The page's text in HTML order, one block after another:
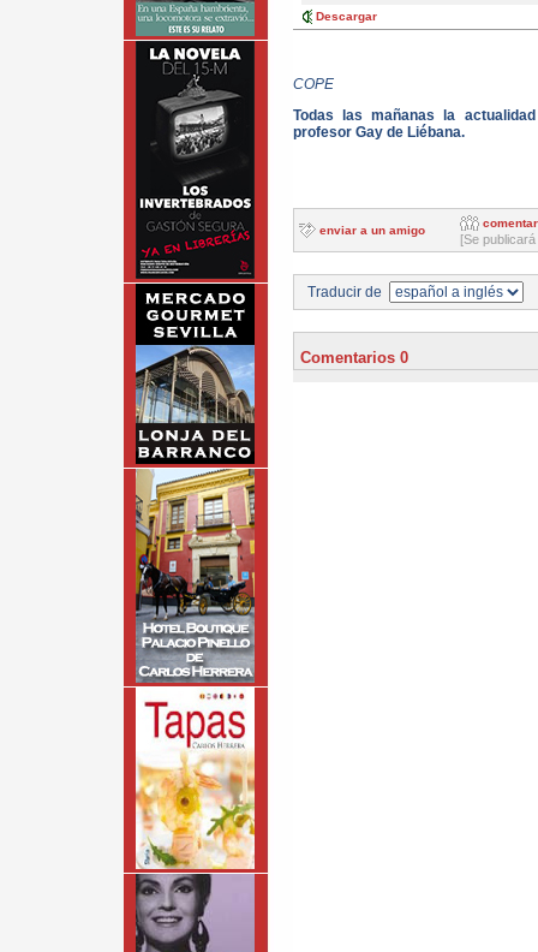
Descargar
COPE
Todas las mañanas la
profesor Gay de Liébana.
enviar a un amigo
comentar
[Se
Traducir de
Comentarios 0